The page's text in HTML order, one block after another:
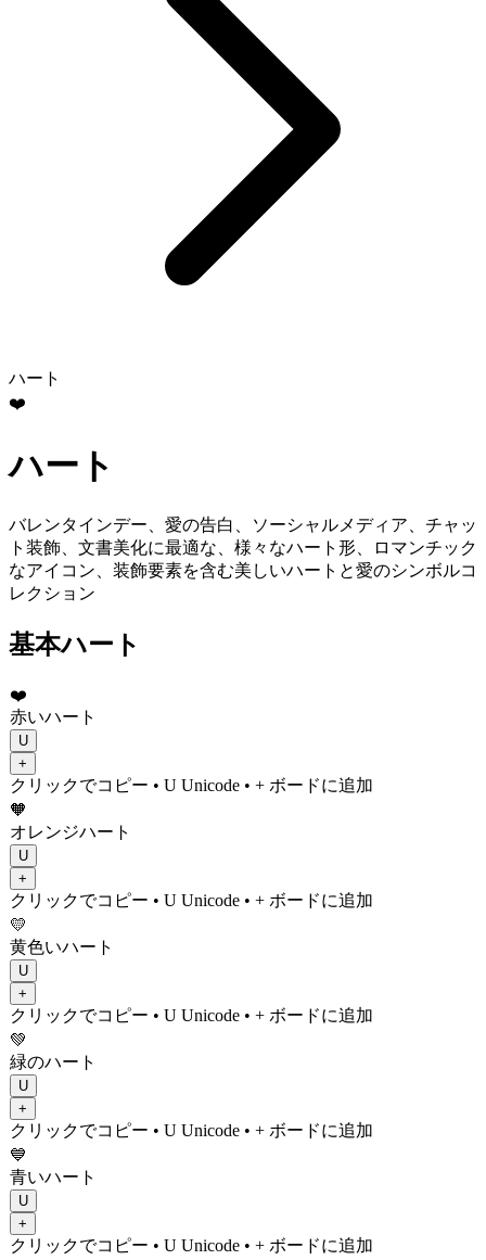
ハート
❤️
ハート
バレンタインデー、愛の告白、ソーシャルメディア、チャッ
ト装飾、文書美化に最適な、様々なハート形、ロマンチック
なアイコン、装飾要素を含む美しいハートと愛のシンボルコ
レクション
基本ハート
❤️
赤いハート
U
+
クリックでコピー • U Unicode • + ボードに追加
🧡
オレンジハート
U
+
クリックでコピー • U Unicode • + ボードに追加
💛
黄色いハート
U
+
クリックでコピー • U Unicode • + ボードに追加
💚
緑のハート
U
+
クリックでコピー • U Unicode • + ボードに追加
💙
青いハート
U
+
クリックでコピー • U Unicode • + ボードに追加